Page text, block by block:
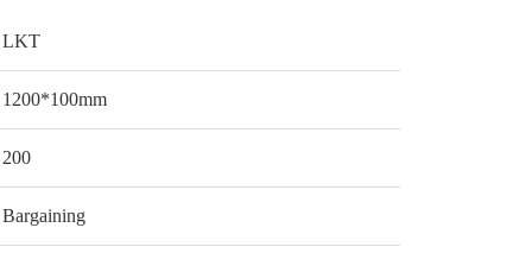
LKT
1200*100mm
200
Bargaining